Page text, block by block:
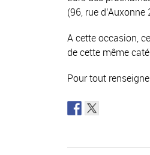
(96, rue
A cette occasion,
de cette même
Pour tout